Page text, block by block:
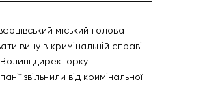
міський голова
вину в кримінальній справі
директорку
звільнили від кримінальної